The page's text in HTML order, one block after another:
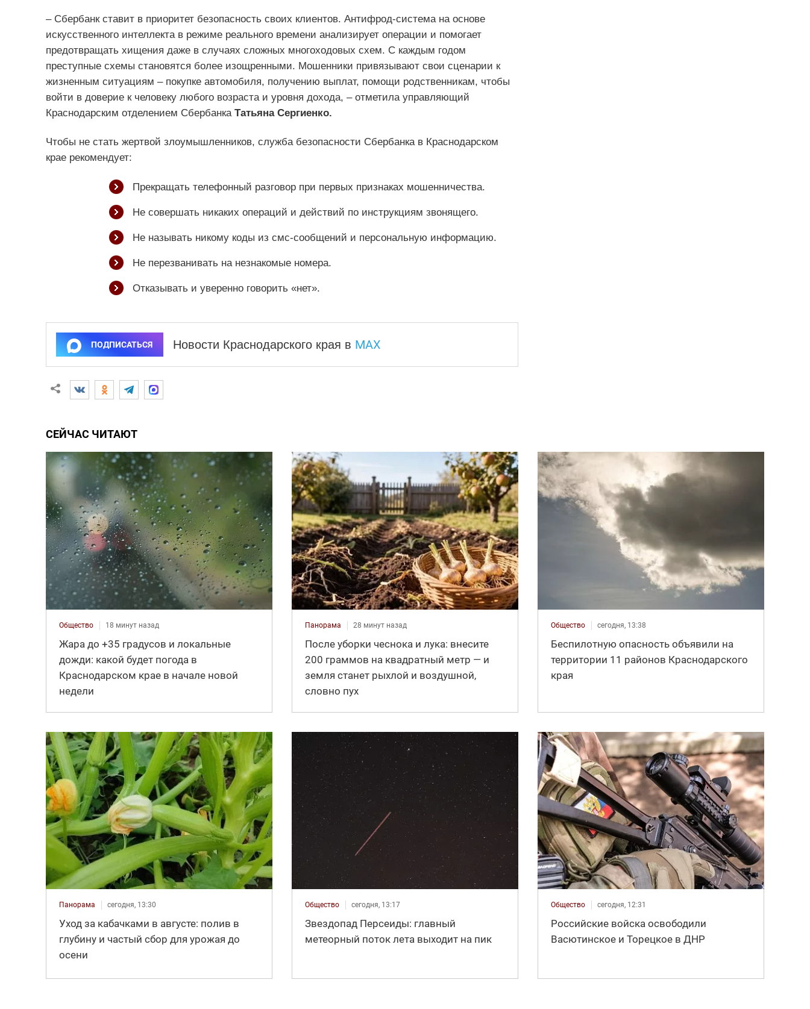
– Сбербанк ставит в приоритет безопасность своих клиентов. Антифрод-система на основе
искусственного интеллекта в режиме реального времени анализирует операции и помогает
предотвращать хищения даже в случаях сложных многоходовых схем. С каждым годом
преступные схемы становятся более изощренными. Мошенники привязывают свои сценарии к
жизненным ситуациям – покупке автомобиля, получению выплат, помощи родственникам, чтобы
войти в доверие к человеку любого возраста и уровня дохода, – отметила управляющий
Краснодарским отделением Сбербанка Татьяна Сергиенко.
Чтобы не стать жертвой злоумышленников, служба безопасности Сбербанка в Краснодарском
крае рекомендует:
Прекращать телефонный разговор при первых признаках мошенничества.
Не совершать никаких операций и действий по инструкциям звонящего.
Не называть никому коды из смс-сообщений и персональную информацию.
Не перезванивать на незнакомые номера.
Отказывать и уверенно говорить «нет».
ПОДПИСАТЬСЯ Новости Краснодарского края в MAX
СЕЙЧАС ЧИТАЮТ
Общество 18 минут назад
Жара до +35 градусов и локальные
дожди: какой будет погода в
Краснодарском крае в начале новой
недели
Панорама 28 минут назад
После уборки чеснока и лука: внесите
200 граммов на квадратный метр — и
земля станет рыхлой и воздушной,
словно пух
Общество сегодня, 13:38
Беспилотную опасность объявили на
территории 11 районов Краснодарского
края
Панорама сегодня, 13:30
Уход за кабачками в августе: полив в
глубину и частый сбор для урожая до
осени
Общество сегодня, 13:17
Звездопад Персеиды: главный
метеорный поток лета выходит на пик
Общество сегодня, 12:31
Российские войска освободили
Васютинское и Торецкое в ДНР